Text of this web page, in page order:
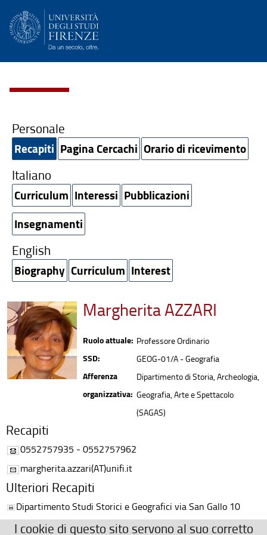
Personale
Recapiti Pagina Cercachi Orario di ricevimento
Italiano
Curriculum Interessi Pubblicazioni
Insegnamenti
English
Biography Curriculum Interest
Margherita AZZARI
Ruolo attuale: Professore Ordinario
SSD: GEOG-01/A - Geografia
Afferenza
organizzativa:
Dipartimento di Storia, Archeologia,
Geografia, Arte e Spettacolo
(SAGAS)
Recapiti
0552757935 - 0552757962
margherita.azzari(AT)unifi.it
Ulteriori Recapiti
Dipartimento Studi Storici e Geografici via San Gallo 10
50129 Firenze Palazzo Fenzi I piano
I cookie di questo sito servono al suo corretto